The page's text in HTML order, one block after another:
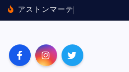
容
ア ス ト ン マ ー テ